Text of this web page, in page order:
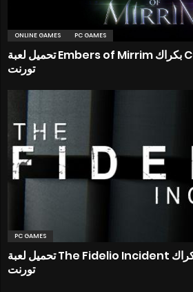
ONLINE GAMES PC GAMES
تحميل لعبة Embers of Mirrim بكراك CODEX برابط مباشر و
تورنت
PC GAMES
تحميل لعبة The Fidelio Incident بكراك HI2U برابط مباشر و
تورنت